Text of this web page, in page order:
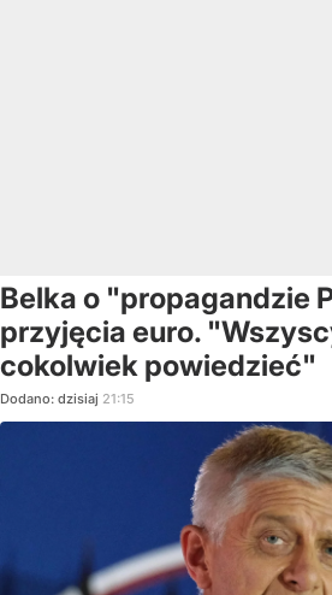
Belka o "propagandzie
przyjęcia euro.
cokolwiek powiedzieć"
Dodano: dzisiaj 21:15